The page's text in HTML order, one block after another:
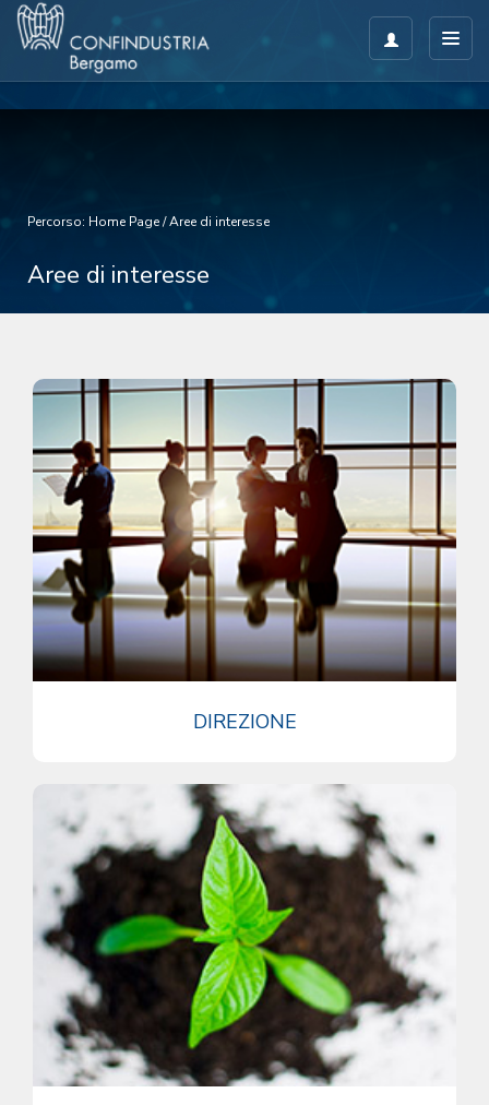
Percorso: Home Page/Aree di interesse
Aree di interesse
DIREZIONE